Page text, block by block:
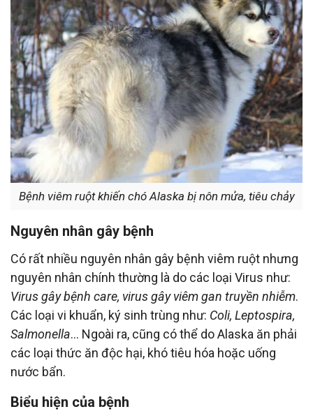
Bệnh viêm ruột khiến chó Alaska bị nôn mửa, tiêu chảy
Nguyên nhân gây bệnh
Có rất nhiều nguyên nhân gây bệnh viêm ruột nhưng
nguyên nhân chính thường là do các loại Virus như:
Virus gây bệnh care, virus gây viêm gan truyền nhiễm.
Các loại vi khuẩn, ký sinh trùng như: Coli, Leptospira,
Salmonella... Ngoài ra, cũng có thể do Alaska ăn phải
các loại thức ăn độc hại, khó tiêu hóa hoặc uống
nước bẩn.
Biểu hiện của bệnh